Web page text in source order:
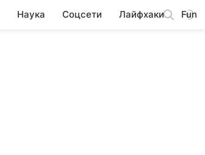
Наука Соцсети Лайфхаки Fun